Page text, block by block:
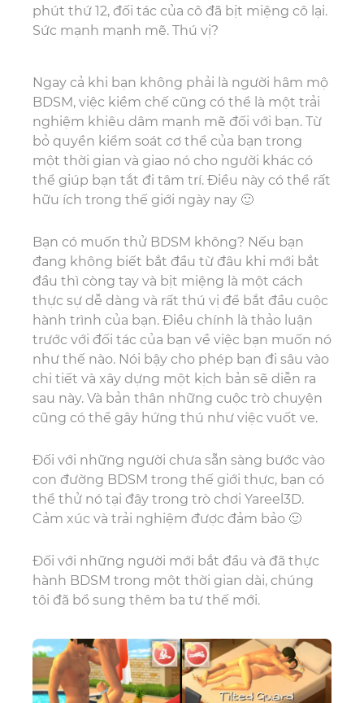
phút thứ 12, đối tác của cô đã bịt miệng cô lại.
Sức mạnh mạnh mẽ. Thú vị?
Ngay cả khi bạn không phải là người hâm mộ
BDSM, việc kiềm chế cũng có thể là một trải
nghiệm khiêu dâm mạnh mẽ đối với bạn. Từ
bỏ quyền kiểm soát cơ thể của bạn trong
một thời gian và giao nó cho người khác có
thể giúp bạn tắt đi tâm trí. Điều này có thể rất
hữu ích trong thế giới ngày nay 🙂
Bạn có muốn thử BDSM không? Nếu bạn
đang không biết bắt đầu từ đâu khi mới bắt
đầu thì còng tay và bịt miệng là một cách
thực sự dễ dàng và rất thú vị để bắt đầu cuộc
hành trình của bạn. Điều chính là thảo luận
trước với đối tác của bạn về việc bạn muốn nó
như thế nào. Nói bậy cho phép bạn đi sâu vào
chi tiết và xây dựng một kịch bản sẽ diễn ra
sau này. Và bản thân những cuộc trò chuyện
cũng có thể gây hứng thú như việc vuốt ve.
Đối với những người chưa sẵn sàng bước vào
con đường BDSM trong thế giới thực, bạn có
thể thử nó tại đây trong trò chơi Yareel3D.
Cảm xúc và trải nghiệm được đảm bảo 🙂
Đối với những người mới bắt đầu và đã thực
hành BDSM trong một thời gian dài, chúng
tôi đã bổ sung thêm ba tư thế mới.